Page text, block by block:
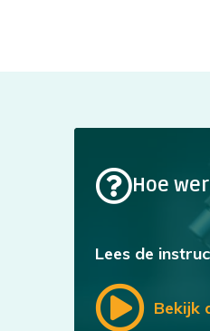
is het
we meten T4
onderzoeken.
Hoe
Lees de
Bekijk